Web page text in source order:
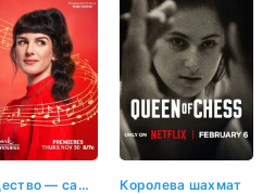
Рождество — самое время вернуться домой
Королева шахмат